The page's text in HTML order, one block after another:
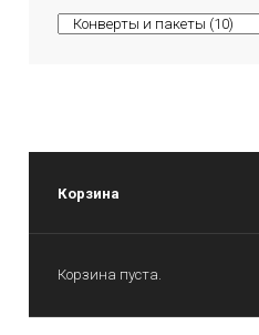
Корзина
Корзина пуста.